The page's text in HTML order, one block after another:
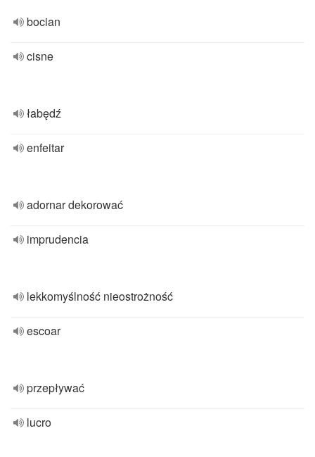
bocian
cisne
łabędź
enfeitar
adornar dekorować
imprudencia
lekkomyślność nieostrożność
escoar
przepływać
lucro